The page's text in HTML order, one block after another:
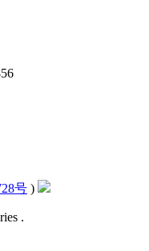
号 )
.